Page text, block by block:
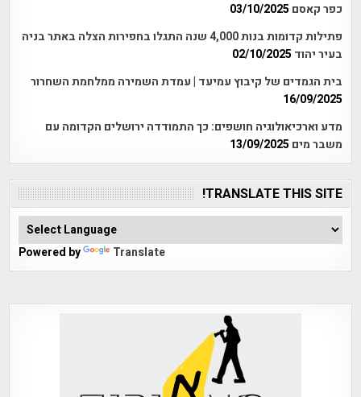
כפר קאסם 03/10/2025
פתילות קדומות בנות 4,000 שנה התגלו בחפירות הצלה באתר בניה
בעיר יהוד 02/10/2025
בית הגמדים של קיבוץ עמיעד | עמדת השמירה ממלחמת השחרור
16/09/2025
מדע וארכיאולוגיה חושפים: כך התמודדה ירושלים הקדומה עם
משבר מים 13/09/2025
TRANSLATE THIS SITE!
Powered by Translate